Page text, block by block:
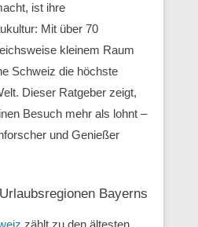
ist ihre
Mit über 70
kleinem Raum
Schweiz die höchste
Dieser Ratgeber zeigt,
Besuch mehr als lohnt –
und Genießer
Bayerns
zählt zu den ältesten